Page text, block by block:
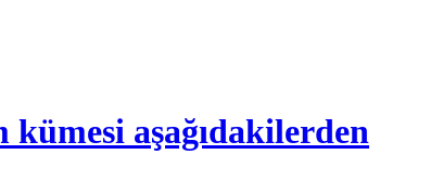
kümesi aşağıdakilerden